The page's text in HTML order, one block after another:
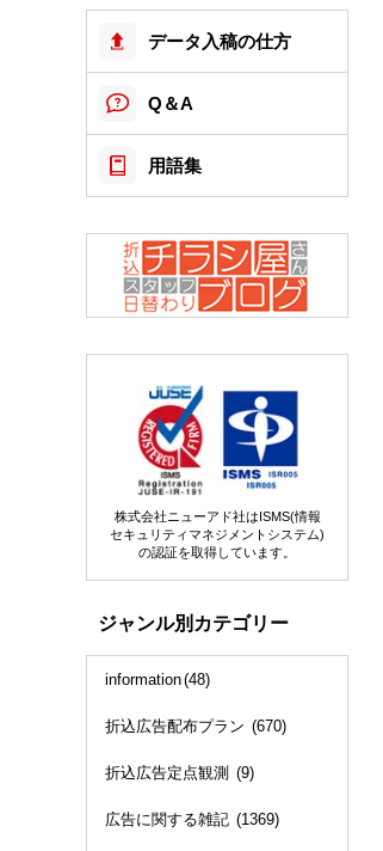
データ入稿の仕方
Q＆A
用語集
株式会社ニューアド社はISMS(情報
セキュリティマネジメントシステム)
の認証を取得しています。
ジャンル別カテゴリー
information(48)
折込広告配布プラン (670)
折込広告定点観測 (9)
広告に関する雑記 (1369)